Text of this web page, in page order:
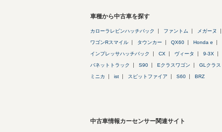
車種から中古車を探す
カローラレビンハッチバック ファントム メガーヌ
ワゴンRスマイル タウンカー QX60 Honda e
インプレッサハッチバック CX ヴィータ 9-3X
バネットトラック S90 Eクラスワゴン GLクラス
ミニカ ist スピットファイア S60 BRZ
中古車情報カーセンサー関連サイト